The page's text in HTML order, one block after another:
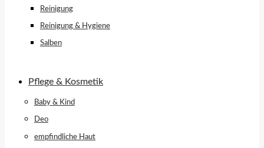
Reinigung
Reinigung & Hygiene
Salben
Pflege & Kosmetik
Baby & Kind
Deo
empfindliche Haut